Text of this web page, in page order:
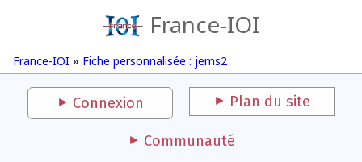
France-IOI
France-IOI » Fiche personnalisée : jems2
Connexion Plan du site
Communauté